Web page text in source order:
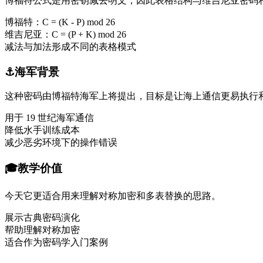
博福特：C = (K - P) mod 26
维吉尼亚：C = (P + K) mod 26
减法与加法形成不同的表格模式
⚓海军背景
这种密码由博福特海军上将提出，目标是让海上通信更易执行
用于 19 世纪海军通信
降低水手训练成本
减少恶劣环境下的操作错误
🎓教学价值
今天它更适合用来理解对称加密和多表替换的思路。
展示古典密码演化
帮助理解对称加密
适合作为密码学入门案例